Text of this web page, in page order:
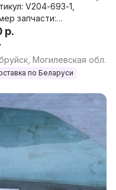
V204-693-1,
запчасти:
р.
Могилевская обл.
по Беларуси